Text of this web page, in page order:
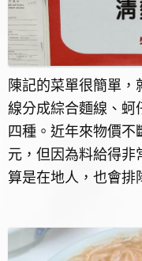
陳記的菜單很簡單
線分成綜合麵線、蚵
四種。近年來物價不
元，但因為料給得非
算是在地人，也會排